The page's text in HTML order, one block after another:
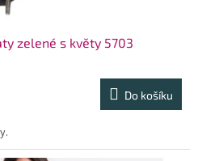
zelené s květy 5703
Do košíku